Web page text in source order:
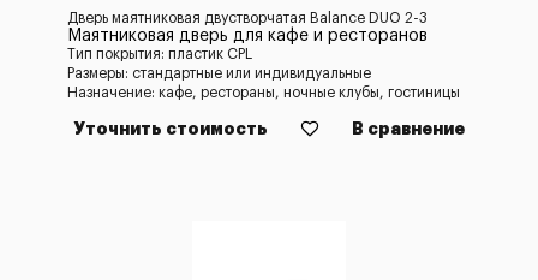
Дверь маятниковая двустворчатая Balance DUO 2-3
Маятниковая дверь для кафе и ресторанов
Тип покрытия: пластик CPL
Размеры: стандартные или индивидуальные
Назначение: кафе, рестораны, ночные клубы, гостиницы
Уточнить стоимость В сравнение